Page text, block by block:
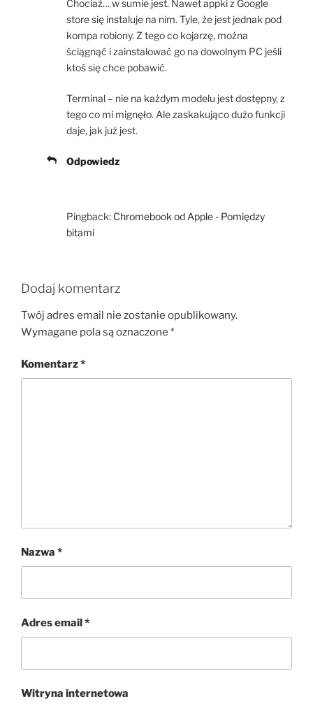
Chociaż… w sumie jest. Nawet appki z Google
store się instaluje na nim. Tyle, że jest jednak pod
kompa robiony. Z tego co kojarzę, można
ściągnąć i zainstalować go na dowolnym PC jeśli
ktoś się chce pobawić.
Terminal – nie na każdym modelu jest dostępny, z
tego co mi mignęło. Ale zaskakująco dużo funkcji
daje, jak już jest.
Odpowiedz
Pingback: Chromebook od Apple - Pomiędzy
bitami
Dodaj komentarz
Twój adres email nie zostanie opublikowany.
Wymagane pola są oznaczone *
Komentarz*
Nazwa *
Adres email*
Witryna internetowa